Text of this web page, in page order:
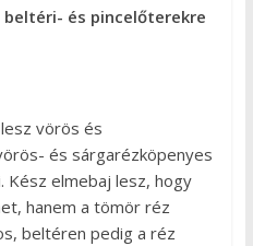
és pincelőterekre
vörös és
és sárgarézköpenyes
Kész elmebaj lesz, hogy
hanem a tömör réz
beltéren pedig a réz